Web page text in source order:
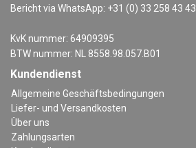
Bericht via WhatsApp: +31 (0) 33 258 43 43
KvK nummer: 64909395
BTW nummer: NL 8558.98.057.B01
Kundendienst
Allgemeine Geschäftsbedingungen
Liefer- und Versandkosten
Über uns
Zahlungsarten